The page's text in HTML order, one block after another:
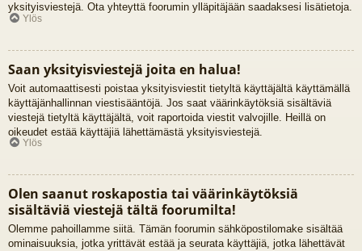
yksityisviestejä. Ota yhteyttä foorumin ylläpitäjään saadaksesi lisätietoja.
Ylös
Saan yksityisviestejä joita en halua!
Voit automaattisesti poistaa yksityisviestit tietyltä käyttäjältä käyttämällä
käyttäjänhallinnan viestisääntöjä. Jos saat väärinkäytöksiä sisältäviä
viestejä tietyltä käyttäjältä, voit raportoida viestit valvojille. Heillä on
oikeudet estää käyttäjiä lähettämästä yksityisviestejä.
Ylös
Olen saanut roskapostia tai väärinkäytöksiä
sisältäviä viestejä tältä foorumilta!
Olemme pahoillamme siitä. Tämän foorumin sähköpostilomake sisältää
ominaisuuksia, jotka yrittävät estää ja seurata käyttäjiä, jotka lähettävät